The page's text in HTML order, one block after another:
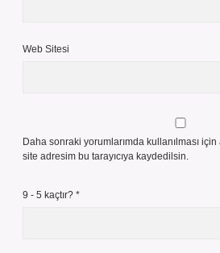
Web Sitesi
Daha sonraki yorumlarımda kullanılması
site adresim bu tarayıcıya kaydedilsin.
9 - 5 kaçtır? *